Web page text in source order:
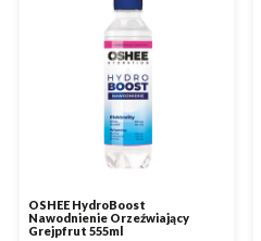
OSHEE HydroBoost
Nawodnienie Orzeźwiający
Grejpfrut 555ml